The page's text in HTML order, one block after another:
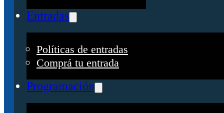
Entradas
Políticas de entradas
Comprá tu entrada
Programación